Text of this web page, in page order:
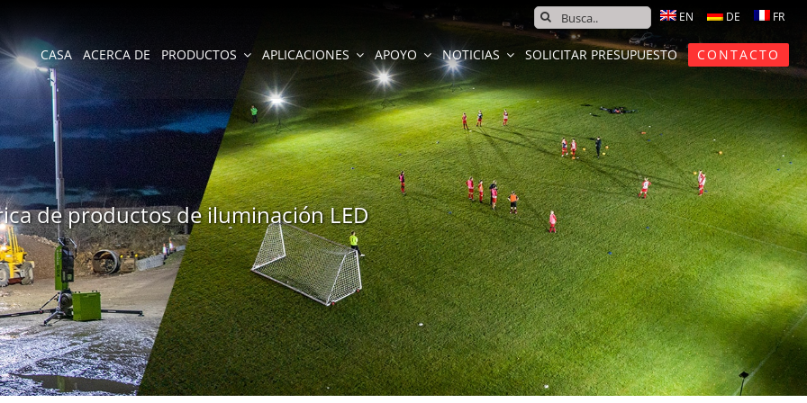
SEARCH
FOR:
CASA ACERCA DE PRODUCTOS APLICACIONES APOYO NOTICIAS SOLICITAR PRESUPUESTO CONTACTO
de productos de iluminación LED